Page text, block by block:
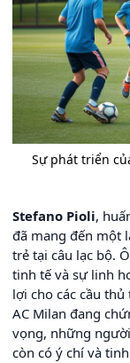
Sự phát triển
Stefano Pioli,
đã mang đến một
trẻ tại câu lạc bộ.
tinh tế và sự linh
lợi cho các cầu
AC Milan đang
vọng, những
còn có ý chí và